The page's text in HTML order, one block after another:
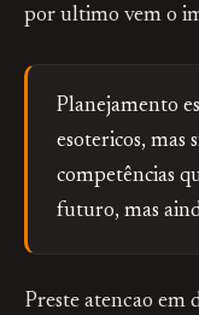
por ultimo vem o
Planejamento
esotericos, mas
competências
futuro, mas
Preste atencao em